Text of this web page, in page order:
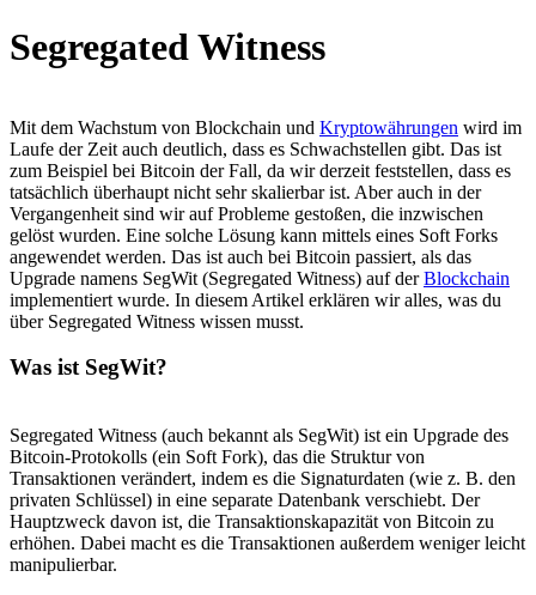
Segregated Witness
Mit dem Wachstum von Blockchain und Kryptowährungen wird im
Laufe der Zeit auch deutlich, dass es Schwachstellen gibt. Das ist
zum Beispiel bei Bitcoin der Fall, da wir derzeit feststellen, dass es
tatsächlich überhaupt nicht sehr skalierbar ist. Aber auch in der
Vergangenheit sind wir auf Probleme gestoßen, die inzwischen
gelöst wurden. Eine solche Lösung kann mittels eines Soft Forks
angewendet werden. Das ist auch bei Bitcoin passiert, als das
Upgrade namens SegWit (Segregated Witness) auf derBlockchain
implementiert wurde. In diesem Artikel erklären wir alles, was du
über Segregated Witness wissen musst.
Was ist SegWit?
Segregated Witness (auch bekannt als SegWit) ist ein Upgrade des
Bitcoin-Protokolls (ein Soft Fork), das die Struktur von
Transaktionen verändert, indem es die Signaturdaten (wie z. B. den
privaten Schlüssel) in eine separate Datenbank verschiebt. Der
Hauptzweck davon ist, die Transaktionskapazität von Bitcoin zu
erhöhen. Dabei macht es die Transaktionen außerdem weniger leicht
manipulierbar.